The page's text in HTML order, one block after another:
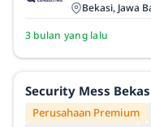
Bekasi, Jawa
3 bulan yang lalu
Security Mess
Perusahaan Premium